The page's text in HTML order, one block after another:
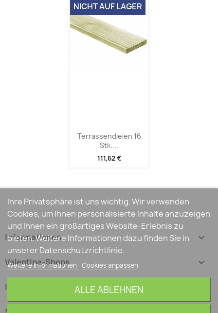
Terrassendielen 16
Stk....
111,62 €
NICHT AUF LAGER
Informationen 
Valentina-Shops 
Ihr Konto
Ihre Privatsphäre ist uns wichtig. Wir verwenden
Cookies, um Ihnen personalisierte Inhalte anzuzeigen
und Ihnen ein großartiges Website-Erlebnis zu
bieten. Weitere Informationen dazu finden Sie in
unserer Datenschutzrichtlinie.
Weitere Informationen Cookies anpassen
ALLE ABLEHNEN